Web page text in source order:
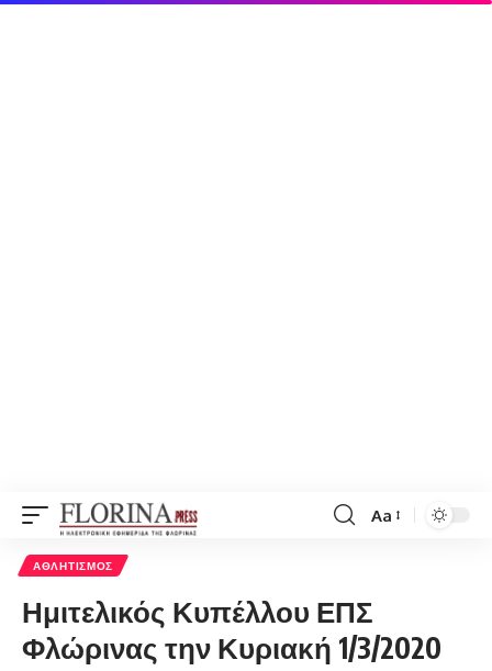
Font
Aa
ΑΘΛΗΤΙΣΜΌΣ
Ημιτελικός Κυπέλλου ΕΠΣ
Φλώρινας την Κυριακή 1/3/2020